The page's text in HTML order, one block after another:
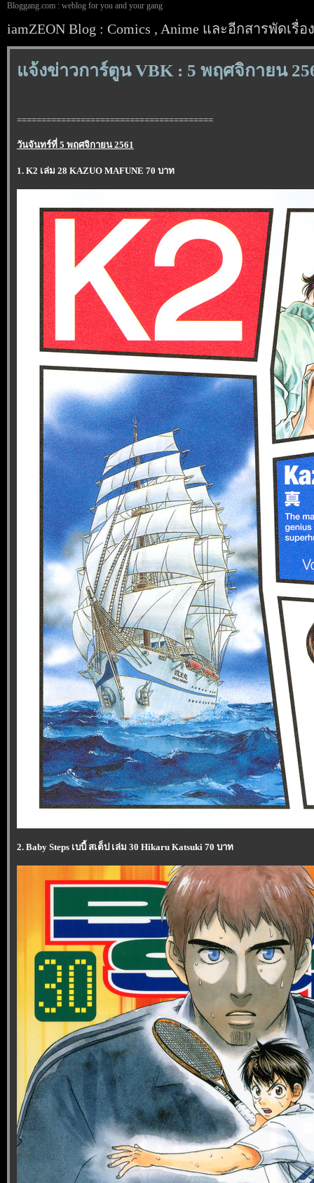
Bloggang.com : weblog for you and your gang
iamZEON Blog : Comics , Anime และอีกสารพัดเรื่อง
จ้งข่าวการ์ตูน VBK : 5 พฤศจิกายน
========================================
วันจันทร์ที่ 5 พฤศจิกายน 2561
1. K2 เล่ม 28 KAZUO MAFUNE 70 บาท
2. Baby Steps เบบี้ สเต็ป เล่ม 30 Hikaru Katsuki 70 บาท